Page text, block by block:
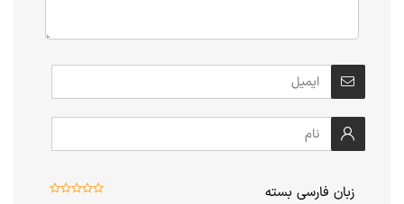
زبان فارسی بسته